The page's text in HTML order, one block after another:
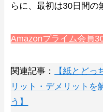
らに、最初は30日間の
Amazonプライム会員
関連記事：
【紙とど
リット・デメリットを
う】